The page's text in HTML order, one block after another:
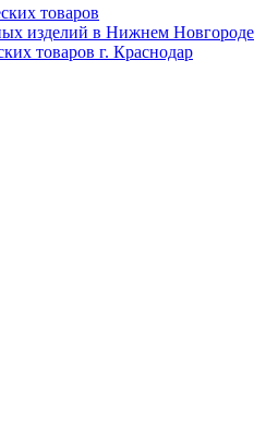
товаров
изделий в Нижнем Новгороде
товаров г. Краснодар